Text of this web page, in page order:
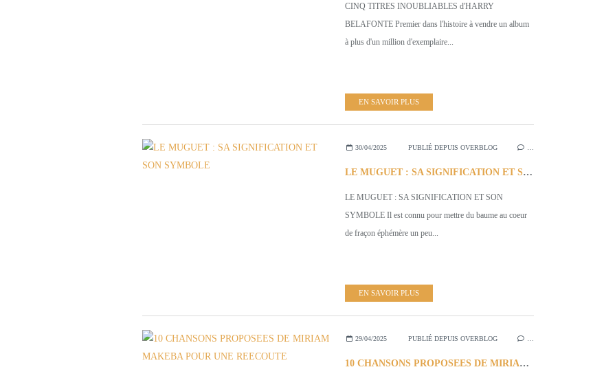
CINQ TITRES INOUBLIABLES d'HARRY
BELAFONTE Premier dans l'histoire à vendre un album
à plus d'un million d'exemplaire...
EN SAVOIR PLUS
30/04/2025 PUBLIÉ DEPUIS OVERBLOG
LE MUGUET : SA SIGNIFICATION ET SON SYMBOLE
LE MUGUET : SA SIGNIFICATION ET SON
SYMBOLE Il est connu pour mettre du baume au coeur
de fraçon éphémère un peu...
EN SAVOIR PLUS
29/04/2025 PUBLIÉ DEPUIS OVERBLOG
10 CHANSONS PROPOSEES DE MIRIAM MAKEBA POUR UNE REECOUTE